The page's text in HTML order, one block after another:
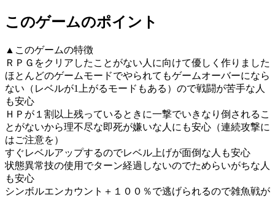
このゲームのポイント
▲このゲームの特徴
ＲＰＧをクリアしたことがない人に向けて優しく作りました
ほとんどのゲームモードでやられてもゲームオーバーになら
ない（レベルが1上がるモードもある）ので戦闘が苦手な人
も安心
ＨＰが１割以上残っているときに一撃でいきなり倒されるこ
とがないから理不尽な即死が嫌いな人にも安心（連続攻撃に
はご注意を）
すぐレベルアップするのでレベル上げが面倒な人も安心
状態異常技の使用でターン経過しないのでためらいがちな人
も安心
シンボルエンカウント＋１００％で逃げられるので雑魚戦が